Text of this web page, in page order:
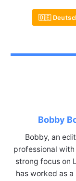
🇩🇪
Bobby
Bobby, an
professional
strong focus on
has worked as